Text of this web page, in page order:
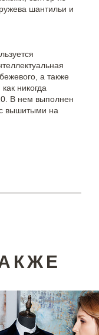
шантильи и
а также
никогда
В нем выполнен
вышитыми на